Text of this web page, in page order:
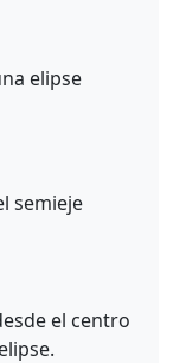
elipse
semieje
el centro